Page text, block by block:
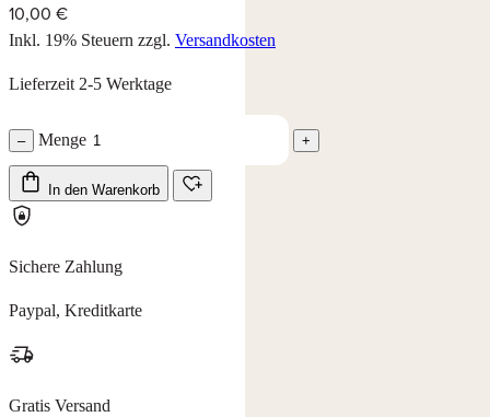
10,00 €
Inkl. 19% Steuern zzgl. Versandkosten
Lieferzeit 2-5 Werktage
– Menge +
In den Warenkorb
Sichere Zahlung
Paypal, Kreditkarte
Gratis Versand